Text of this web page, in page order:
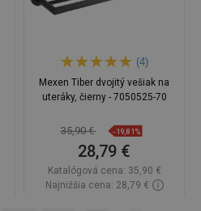
(4)
Mexen Tiber dvojitý vešiak na
uteráky, čierny - 7050525-70
35,90 € -19,81%
28,79 €
Katalógová cena: 35,90 €
Najnižšia cena: 28,79 €